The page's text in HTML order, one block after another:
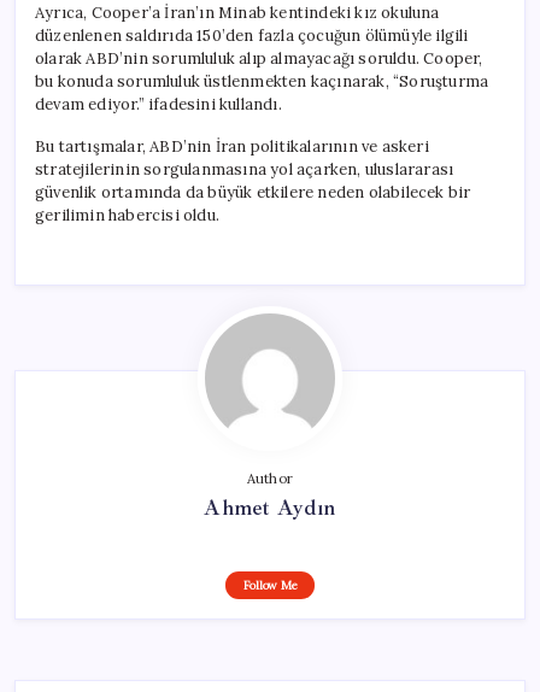
Ayrıca, Cooper’a İran’ın Minab kentindeki kız okuluna
düzenlenen saldırıda 150’den fazla çocuğun ölümüyle ilgili
olarak ABD’nin sorumluluk alıp almayacağı soruldu. Cooper,
bu konuda sorumluluk üstlenmekten kaçınarak, “Soruşturma
devam ediyor.” ifadesini kullandı.
Bu tartışmalar, ABD’nin İran politikalarının ve askeri
stratejilerinin sorgulanmasına yol açarken, uluslararası
güvenlik ortamında da büyük etkilere neden olabilecek bir
gerilimin habercisi oldu.
Author
Ahmet Aydın
Follow Me